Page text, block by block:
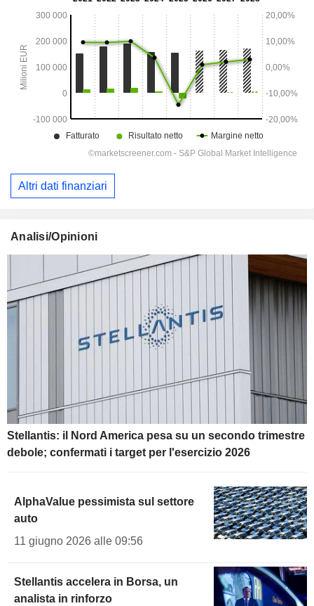
Altri dati finanziari
Analisi/Opinioni
Stellantis: il Nord America pesa su un secondo trimestre
debole; confermati i target per l'esercizio 2026
AlphaValue pessimista sul settore
auto
11 giugno 2026 alle 09:56
Stellantis accelera in Borsa, un
analista in rinforzo